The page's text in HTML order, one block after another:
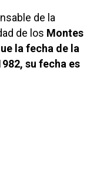
de la
de los Montes
la fecha de la
su fecha es